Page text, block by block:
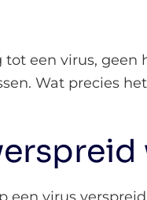
een virus,
Wat precies